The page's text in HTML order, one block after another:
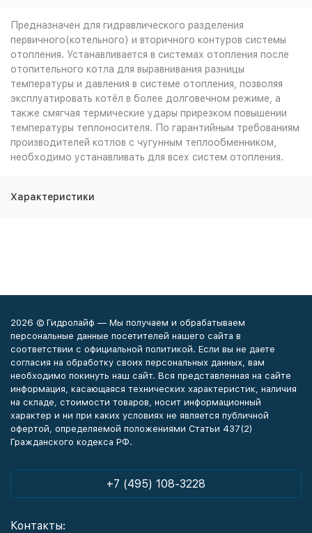
Предназначен для гидравлического разделения
первичного(котельного) и вторичного контуров системы
отопления. Устанавливается в системах отопления после
отопительного котла для выравнивания разницы
температуры и давления в системе отопления, позволяя
эксплуатировать котёл в более долговечном режиме, а
также смягчая термические удары прирезком повышении
температуры теплоносителя. По гарантийным требованиям
производителей котлов с чугунным теплообменником,
необходимо устанавливать для всех систем отопления.
Характеристики
2026 © Гидролайф — Мы получаем и обрабатываем
персональные данные посетителей нашего сайта в
соответствии с официальной политикой. Если вы не даете
согласия на обработку своих персональных данных, вам
необходимо покинуть наш сайт. Вся представленная на сайте
информация, касающаяся технических характеристик, наличия
на складе, стоимости товаров, носит информационный
характер и ни при каких условиях не является публичной
офертой, определяемой положениями Статьи 437(2)
Гражданского кодекса РФ.
+7 (495) 108-3228
Контакты: